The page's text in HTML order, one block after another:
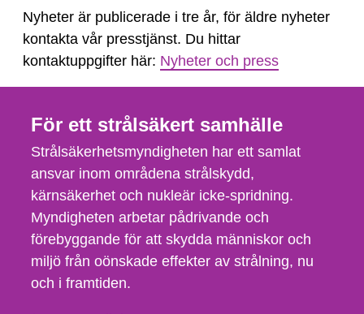
Nyheter är publicerade i tre år, för äldre nyheter
kontakta vår presstjänst. Du hittar
kontaktuppgifter här: Nyheter och press
För ett strålsäkert samhälle
Strålsäkerhetsmyndigheten har ett samlat
ansvar inom områdena strålskydd,
kärnsäkerhet och nukleär icke-spridning.
Myndigheten arbetar pådrivande och
förebyggande för att skydda människor och
miljö från oönskade effekter av strålning, nu
och i framtiden.